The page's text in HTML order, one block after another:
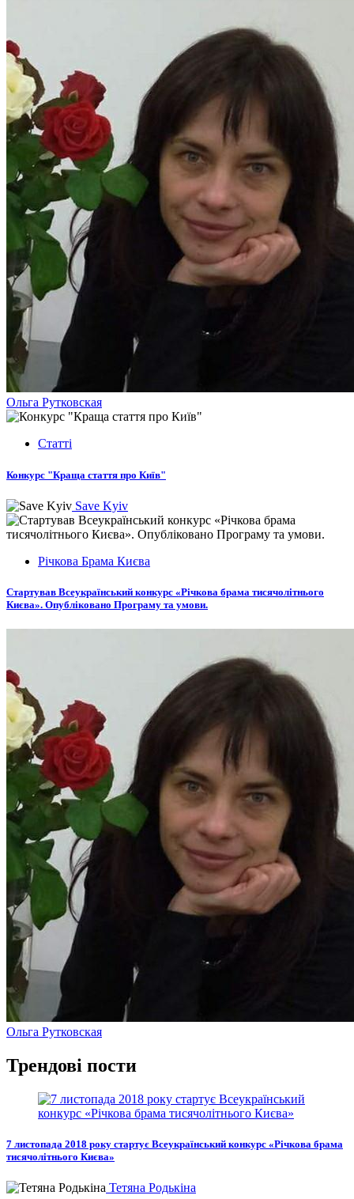
Ольга Рутковская
Статті
Конкурс "Краща стаття про Київ"
Save Kyiv
Річкова Брама Києва
Стартував Всеукраїнський конкурс «Річкова брама тисячолітнього
Києва». Опубліковано Програму та умови.
Ольга Рутковская
Трендові пости
7 листопада 2018 року стартує Всеукраїнський конкурс «Річкова брама
тисячолітнього Києва»
Тетяна Родькіна